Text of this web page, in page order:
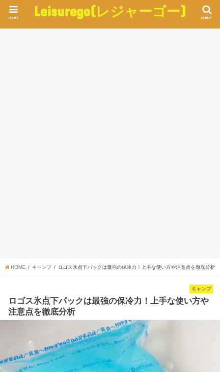
Leisurego(レジャーゴー) search
menu
HOME キャンプ ロゴス氷点下パックは最強の保冷力！上手な使い方や注意点を徹底分析
キャンプ
ロゴス氷点下パックは最強の保冷力！上手な使い方や
注意点を徹底分析